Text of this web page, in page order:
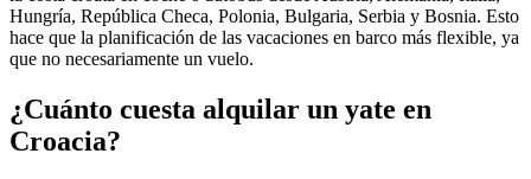
Hungría, República Checa, Polonia, Bulgaria, Serbia y Bosnia. Esto
hace que la planificación de las vacaciones en barco más flexible, ya
que no necesariamente un vuelo.
¿Cuánto cuesta alquilar un yate en
Croacia?